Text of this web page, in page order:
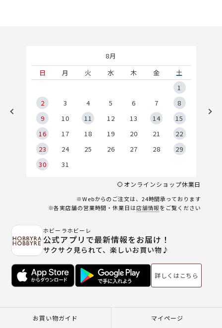
8月
日
月 火 水 木 金
土
1
2
3 4 5 6 7
8
9
10 11 12 13 14
15
16
17 18 19 20 21
22
23
24 25 26 27 28
29
30
31
オンラインショップ休業日
※Webからのご注文は、24時間承っております
※各実店舗の営業時間・休業日は店舗情報をご覧ください
ホビーラホビーレ
公式アプリで最新情報をお届け！
サクサク見られて、楽しいお買い物♪
詳しくはこちら
お買い物ガイド マイページ